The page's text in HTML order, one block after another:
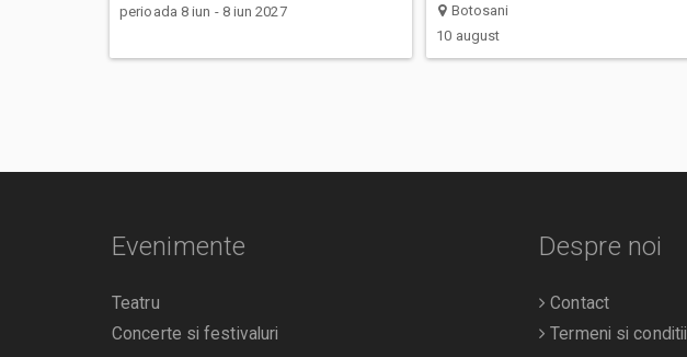
perioada 8 iun - 8 iun 2027
Botosani
10 august
Evenimente
Teatru
Concerte si festivaluri
Despre noi
Contact
Termeni si conditii